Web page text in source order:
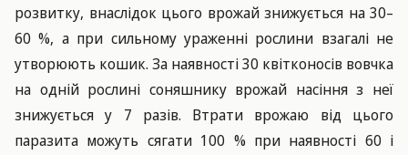
розвитку, внаслідок цього врожай знижується на 30–
60 %, а при сильному ураженні рослини взагалі не
утворюють кошик. За наявності 30 квітконосів вовчка
на одній рослині соняшнику врожай насіння з неї
знижується у 7 разів. Втрати врожаю від цього
паразита можуть сягати 100 % при наявності 60 і